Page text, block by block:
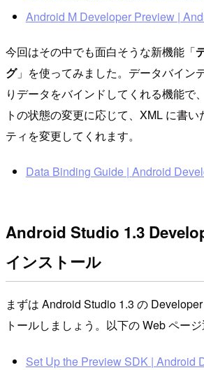
Android M Developer Preview |
今回はその中でも面白そうな新機能「
グ」を使ってみました。データバイン
りデータをバインドしてくれる機能で
トの状態の変更に応じて、XML に書
ティを変更してくれます。
Data Binding Guide | Android
Android Studio 1.3
インストール
まずは Android Studio 1.3 の
トールしましょう。以下の Web ページ
Set Up the Preview SDK | Android